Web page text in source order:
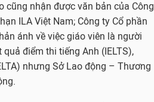
cũng nhận được văn bản của Công
ILA Việt Nam; Công ty Cổ phần
ánh về việc giáo viên là người
điểm thi tiếng Anh (IELTS),
nhưng Sở Lao động – Thương